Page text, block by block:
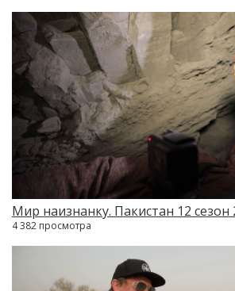
Мир наизнанку. Пакистан 12 сезон
4 382 просмотра